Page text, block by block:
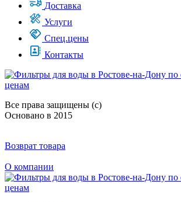
Доставка
Услуги
Спец.цены
Контакты
Все права защищены (с)
Основано в 2015
Возврат товара
О компании